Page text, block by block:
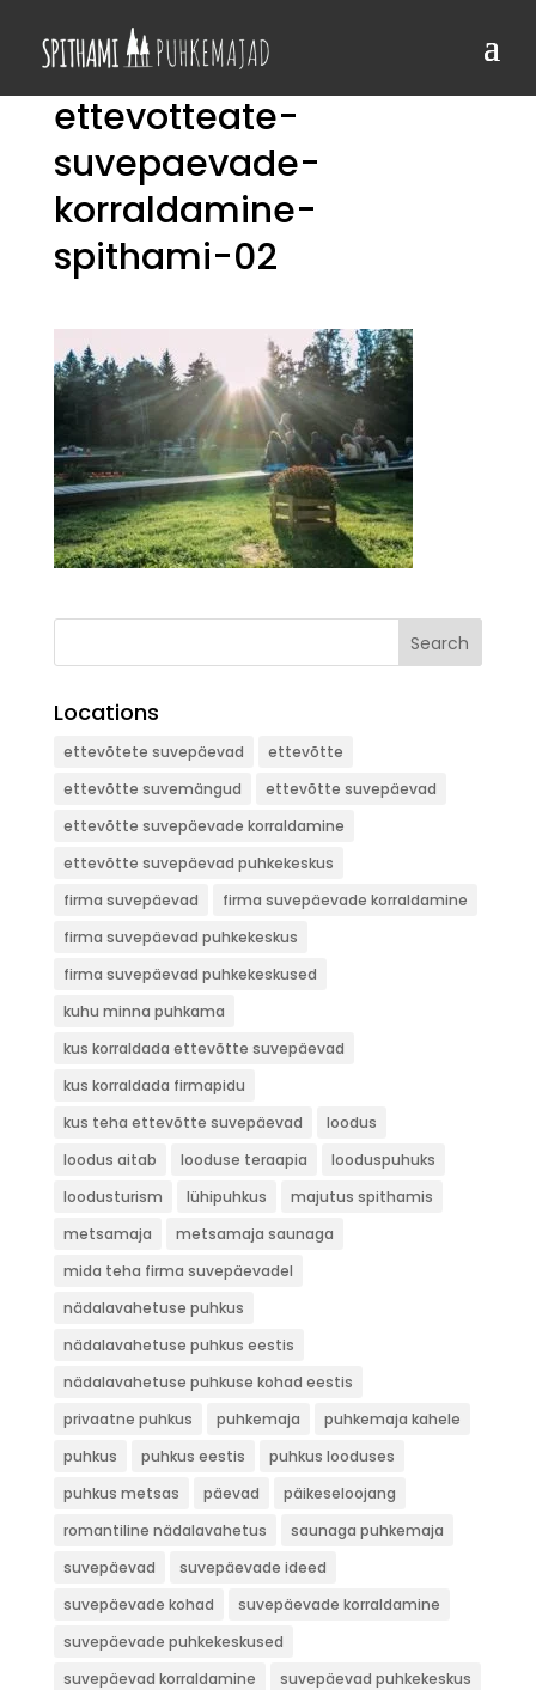
ettevotteate-
suvepaevade-
korraldamine-
spithami-02
Search
Locations
ettevõtete suvepäevad
ettevõtte
ettevõtte suvemängud
ettevõtte suvepäevad
ettevõtte suvepäevade korraldamine
ettevõtte suvepäevad puhkekeskus
firma suvepäevad
firma suvepäevade korraldamine
firma suvepäevad puhkekeskus
firma suvepäevad puhkekeskused
kuhu minna puhkama
kus korraldada ettevõtte suvepäevad
kus korraldada firmapidu
kus teha ettevõtte suvepäevad
loodus
loodus aitab
looduse teraapia
looduspuhuks
loodusturism
lühipuhkus
majutus spithamis
metsamaja
metsamaja saunaga
mida teha firma suvepäevadel
nädalavahetuse puhkus
nädalavahetuse puhkus eestis
nädalavahetuse puhkuse kohad eestis
privaatne puhkus
puhkemaja
puhkemaja kahele
puhkus
puhkus eestis
puhkus looduses
puhkus metsas
päevad
päikeseloojang
romantiline nädalavahetus
saunaga puhkemaja
suvepäevad
suvepäevade ideed
suvepäevade kohad
suvepäevade korraldamine
suvepäevade puhkekeskused
suvepäevad korraldamine
suvepäevad puhkekeskus